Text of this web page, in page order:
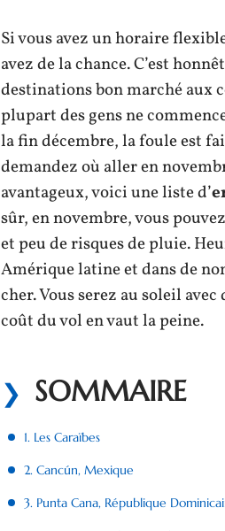
Si vous avez un horaire
avez de la chance. C’est
destinations bon marché aux
plupart des gens ne
la fin décembre, la foule est
demandez où aller en
avantageux, voici une liste d’
sûr, en novembre, vous
et peu de risques de pluie.
Amérique latine et dans de
cher. Vous serez au soleil
coût du vol en vaut la peine.
SOMMAIRE
1. Les Caraïbes
2. Cancún, Mexique
3. Punta Cana, République